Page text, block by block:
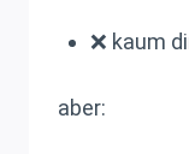
❌ kaum
aber: